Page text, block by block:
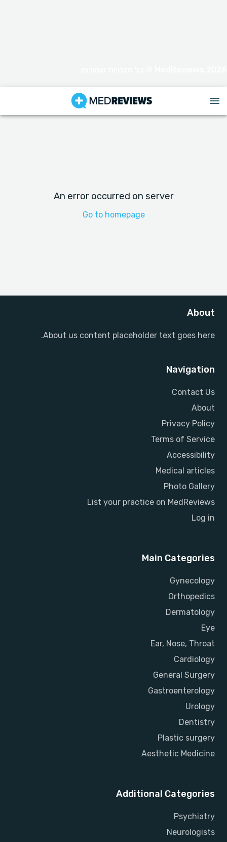
An error occurred on server
Go to homepage
About
About us content placeholder text goes here.
Navigation
Contact Us
About
Privacy Policy
Terms of Service
Accessibility
Medical articles
Photo Gallery
List your practice on MedReviews
Log in
Main Categories
Gynecology
Orthopedics
Dermatology
Eye
Ear, Nose, Throat
Cardiology
General Surgery
Gastroenterology
Urology
Dentistry
Plastic surgery
Aesthetic Medicine
Additional Categories
Psychiatry
Neurologists